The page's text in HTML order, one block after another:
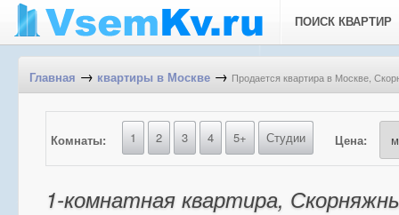
ПОИСК КВАРТИР
Главная → квартиры в Москве → Продается квартира в Москве,
Комнаты: 1 2 3 4 5+ Студии Цена:
1-комнатная квартира,